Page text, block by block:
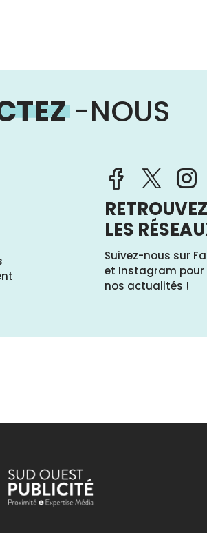
-NOUS
LES
Suivez-nous sur
et Instagram
nos actualités !